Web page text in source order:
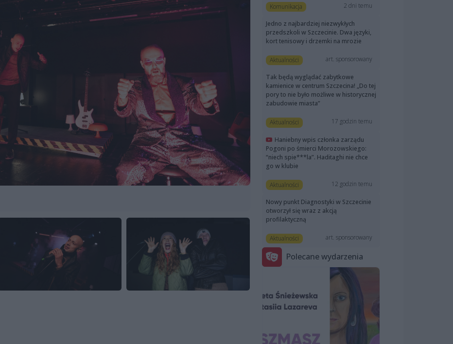
Komunikacja 2 dni temu
Jedno z najbardziej niezwykłych
przedszkoli w Szczecinie. Dwa języki,
kort tenisowy i drzemki na mrozie
Aktualności art. sponsorowany
Tak będą wyglądać zabytkowe
kamienice w centrum Szczecina! „Do tej
pory to nie było możliwe w historycznej
zabudowie miasta”
Aktualności 17 godzin temu
Haniebny wpis członka zarządu
Pogoni po śmierci Morozowskiego:
“niech spie***la”. Haditaghi nie chce
go w klubie
Aktualności 12 godzin temu
Nowy punkt Diagnostyki w Szczecinie
otworzył się wraz z akcją
profilaktyczną
Aktualności art. sponsorowany
Polecane wydarzenia